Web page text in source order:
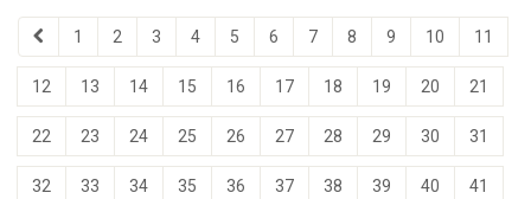
1 2 3 4 5 6 7 8 9 10 11
12 13 14 15 16 17 18 19 20 21
22 23 24 25 26 27 28 29 30 31
32 33 34 35 36 37 38 39 40 41